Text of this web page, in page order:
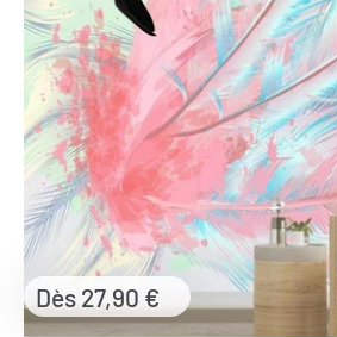
Prix
réduit
Dès 27,90 €